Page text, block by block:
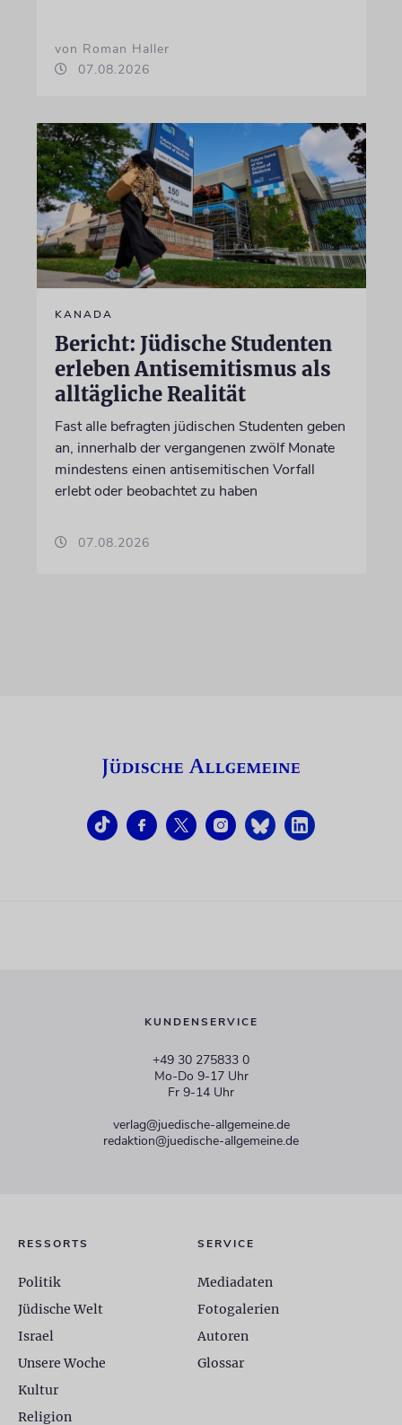
von Roman Haller
07.08.2026
KANADA
Bericht: Jüdische Studenten
erleben Antisemitismus als
alltägliche Realität
Fast alle befragten jüdischen Studenten geben
an, innerhalb der vergangenen zwölf Monate
mindestens einen antisemitischen Vorfall
erlebt oder beobachtet zu haben
07.08.2026
KUNDENSERVICE
+49 30 275833 0
Mo-Do 9-17 Uhr
Fr 9-14 Uhr
verlag@juedische-allgemeine.de
redaktion@juedische-allgemeine.de
RESSORTS
Politik
Jüdische Welt
Israel
Unsere Woche
Kultur
Religion
SERVICE
Mediadaten
Fotogalerien
Autoren
Glossar